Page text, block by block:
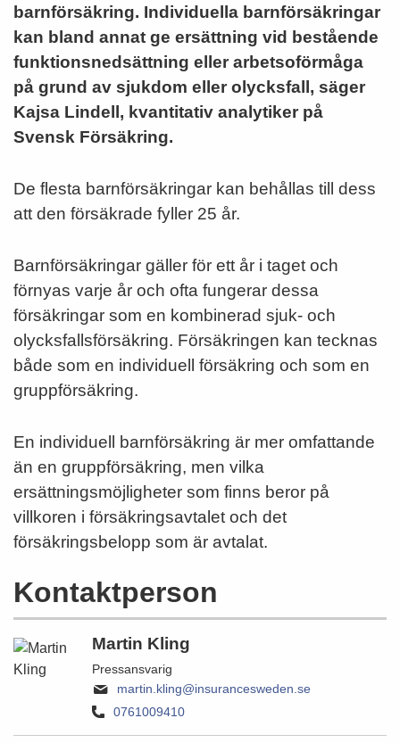
barnförsäkring. Individuella barnförsäkringar
kan bland annat ge ersättning vid bestående
funktionsnedsättning eller arbetsoförmåga
på grund av sjukdom eller olycksfall, säger
Kajsa Lindell, kvantitativ analytiker på
Svensk Försäkring.
De flesta barnförsäkringar kan behållas till dess
att den försäkrade fyller 25 år.
Barnförsäkringar gäller för ett år i taget och
förnyas varje år och ofta fungerar dessa
försäkringar som en kombinerad sjuk- och
olycksfallsförsäkring. Försäkringen kan tecknas
både som en individuell försäkring och som en
gruppförsäkring.
En individuell barnförsäkring är mer omfattande
än en gruppförsäkring, men vilka
ersättningsmöjligheter som finns beror på
villkoren i försäkringsavtalet och det
försäkringsbelopp som är avtalat.
Kontaktperson
Martin Kling
Pressansvarig
martin.kling@insurancesweden.se
0761009410